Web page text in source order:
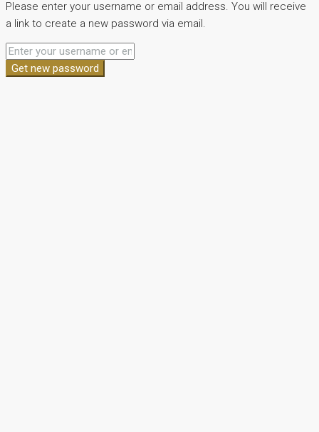
Please enter your username or email address. You will receive
a link to create a new password via email.
Get new password